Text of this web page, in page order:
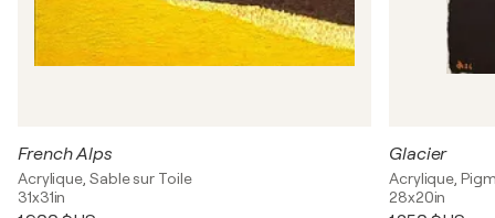
French Alps
Acrylique, Sable sur Toile
31x31in
Glacier
Acrylique,
28x20in